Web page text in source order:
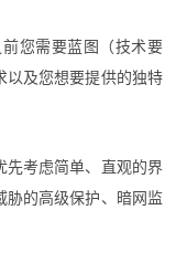
您需要蓝图（技术要
以及您想要提供的独特
先考虑简单、直观的界
胁的高级保护、暗网监